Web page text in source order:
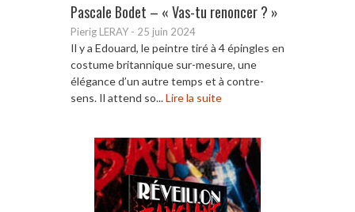
Pascale Bodet – « Vas-tu renoncer ? »
Pierig LERAY - 25 juin 2024
Il y a Edouard, le peintre tiré à 4 épingles en
costume britannique sur-mesure, une
élégance d’un autre temps et à contre-
sens. Il attend so...Lire la suite